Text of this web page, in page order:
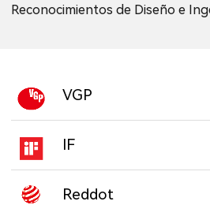
Reconocimientos de Diseño e
VGP
IF
Reddot